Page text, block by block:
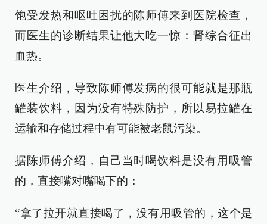
饱受发热和呕吐困扰的陈师傅来到医院检查，
而医生的诊断结果让他大吃一惊：肾综合征出
血热。
医生介绍，导致陈师傅发病的很可能就是那瓶
罐装饮料，因为没有特殊防护，所以易拉罐在
运输和存储过程中有可能被老鼠污染。
据陈师傅介绍，自己当时喝饮料是没有用吸管
的，直接嘴对嘴喝下的：
“拿了拉开就直接喝了，没有用吸管的，这个是